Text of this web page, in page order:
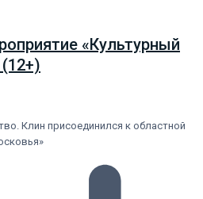
«Культурный
Клин присоединился к областной